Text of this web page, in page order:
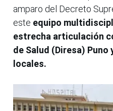
amparo del Decreto
este equipo
estrecha articulación
de Salud (Diresa)
locales.